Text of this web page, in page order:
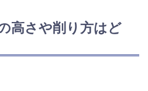
高さや削り方はど